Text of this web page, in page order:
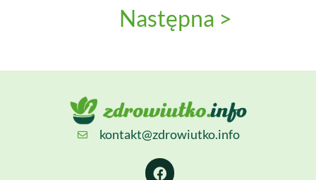
Następna >
kontakt@zdrowiutko.info